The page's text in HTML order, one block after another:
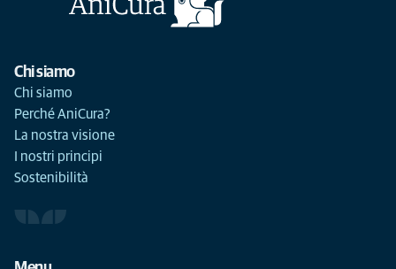
Chi siamo
Chi siamo
Perché AniCura?
La nostra visione
I nostri principi
Sostenibilità